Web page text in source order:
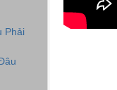
Phải